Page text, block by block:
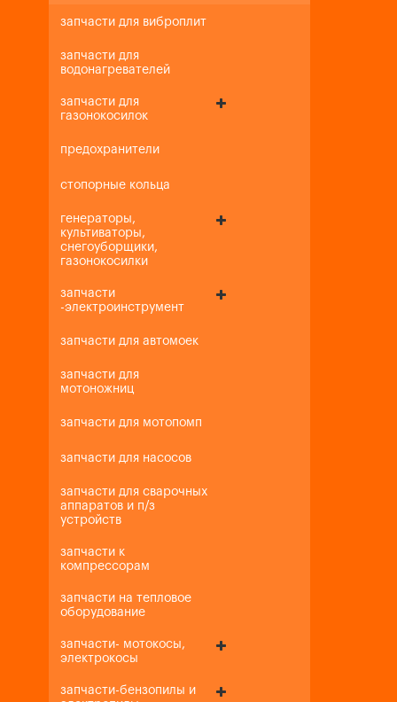
запчасти для виброплит
запчасти для
водонагревателей
запчасти для
газонокосилок
предохранители
стопорные кольца
генераторы,
культиваторы,
снегоуборщики,
газонокосилки
запчасти
-электроинструмент
запчасти для автомоек
запчасти для
мотоножниц
запчасти для мотопомп
запчасти для насосов
запчасти для сварочных
аппаратов и п/з
устройств
запчасти к
компрессорам
запчасти на тепловое
оборудование
запчасти- мотокосы,
электрокосы
запчасти-бензопилы и